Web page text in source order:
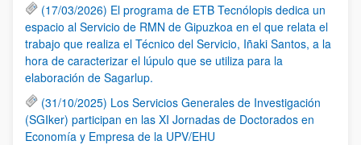
(17/03/2026) El programa de ETB Tecnólopis dedica un
espacio al Servicio de RMN de Gipuzkoa en el que relata el
trabajo que realiza el Técnico del Servicio, Iñaki Santos, a la
hora de caracterizar el lúpulo que se utiliza para la
elaboración de Sagarlup.
(31/10/2025) Los Servicios Generales de Investigación
(SGIker) participan en las XI Jornadas de Doctorados en
Economía y Empresa de la UPV/EHU